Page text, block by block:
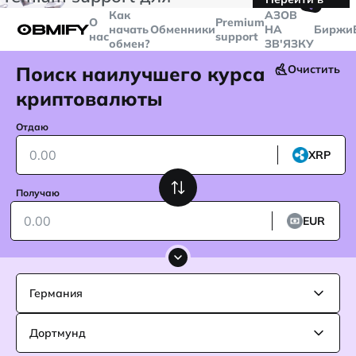
больше
$5000
Telegram
О
нас
Как
начать
обмен?
ОбменникиPremium
support
🤙
AЗОВ
НА
ЗВ'ЯЗКУ
Биржи
Поиск наилучшего курса
криптовалюты
Очистить
Отдаю
XRP
Получаю
EUR
Германия
Дортмунд